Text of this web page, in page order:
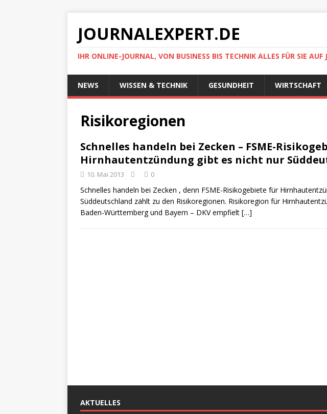
JOURNALEXPERT.DE
IHR ONLINE-JOURNAL, VON BUSINESS BIS TECHNIK ALLES FÜR SIE AUF
NEWS WISSEN & TECHNIK GESUNDHEIT WIRTSCHAFT
Risikoregionen
Schnelles handeln bei Zecken – FSME-
Hirnhautentzündung gibt es nicht nur
10. Mai 2013 0
Schnelles handeln bei Zecken , denn FSME-Risikogebiete für
Süddeutschland zählt zu den Risikoregionen. Risikoregion für
Baden-Württemberg und Bayern – DKV empfielt […]
AKTUELLES